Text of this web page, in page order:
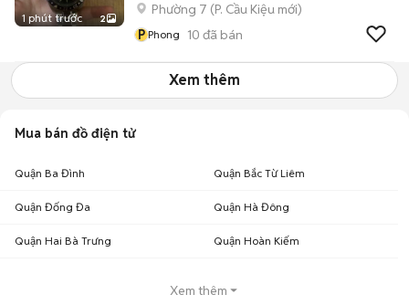
1 phút trước 2
Phường 7 (P. Cầu Kiệu mới)
P Phong 10 đã bán
Xem thêm
Mua bán đồ điện tử
Quận Ba Đình Quận Bắc Từ Liêm
Quận Đống Đa Quận Hà Đông
Quận Hai Bà Trưng Quận Hoàn Kiếm
Xem thêm